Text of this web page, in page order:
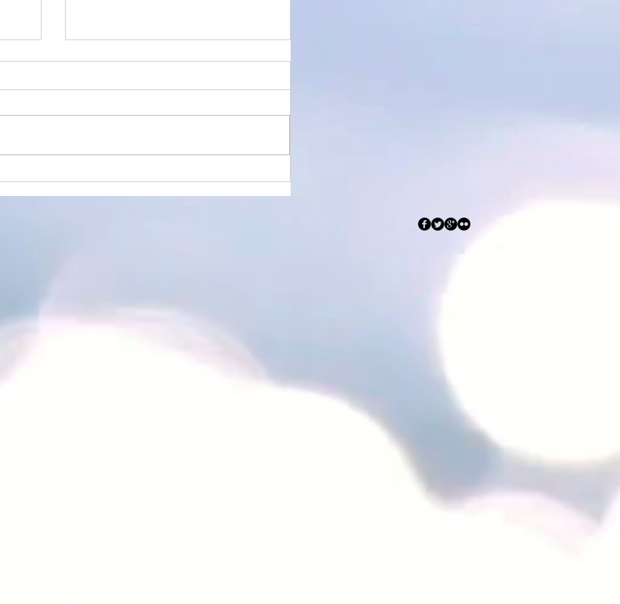
環境の違い
☆ 同じ音源なのに！？ ☆ 熱く語り
聴きまくっていました。 実は夏風邪で